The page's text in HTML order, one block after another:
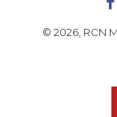
© 2026, RCN